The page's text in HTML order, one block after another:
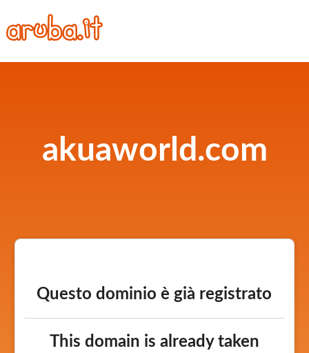
akuaworld.com
Questo dominio è già registrato
This domain is already taken